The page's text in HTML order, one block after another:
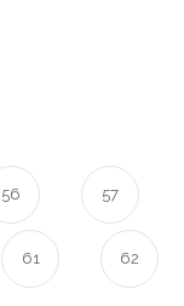
56 57
61 62